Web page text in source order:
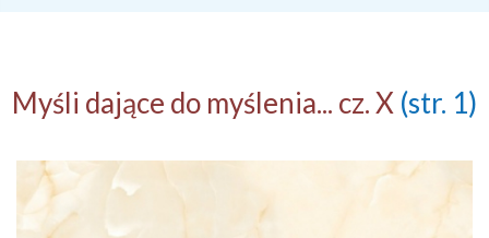
Myśli dające do myślenia... cz. X (str. 1)